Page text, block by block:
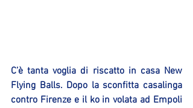
C’è tanta voglia di riscatto in casa New
Flying Balls. Dopo la sconfitta casalinga
contro Firenze e il ko in volata ad Empoli